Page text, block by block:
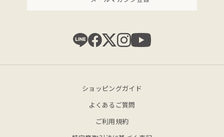
ショッピングガイド
よくあるご質問
ご利用規約